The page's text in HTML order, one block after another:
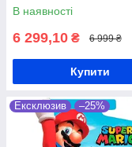
В наявності
6 299,10 ₴ 6 999 ₴
Купити
Ексклюзив –25%